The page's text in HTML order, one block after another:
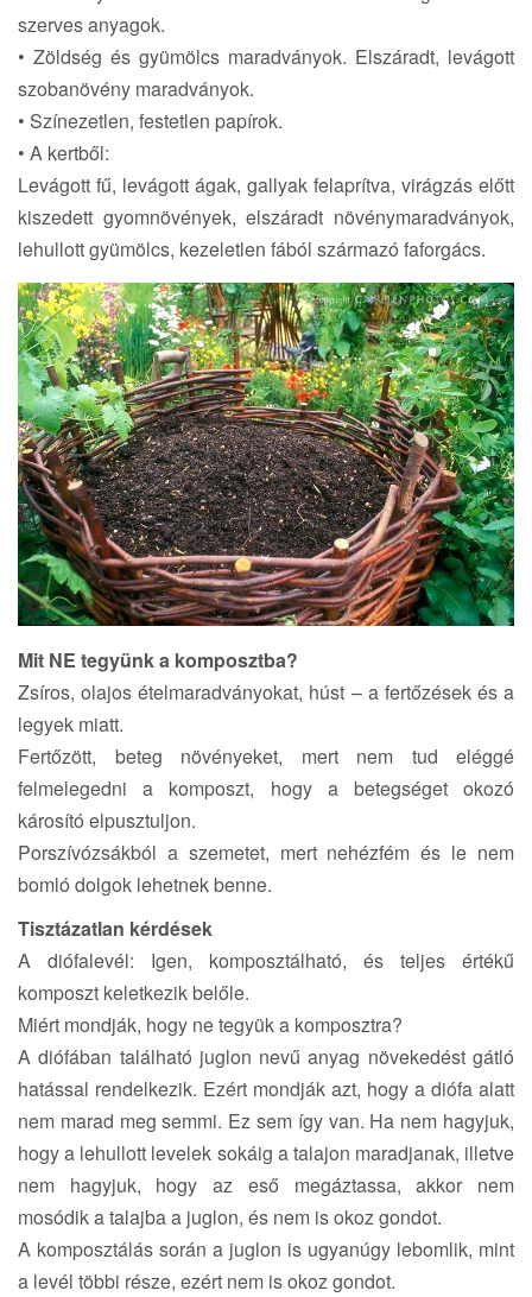
szerves anyagok.
• Zöldség és gyümölcs maradványok. Elszáradt, levágott
szobanövény maradványok.
• Színezetlen, festetlen papírok.
• A kertből:
Levágott fű, levágott ágak, gallyak felaprítva, virágzás előtt
kiszedett gyomnövények, elszáradt növénymaradványok,
lehullott gyümölcs, kezeletlen fából származó faforgács.
Mit NE tegyünk a komposztba?
Zsíros, olajos ételmaradványokat, húst – a fertőzések és a
legyek miatt.
Fertőzött, beteg növényeket, mert nem tud eléggé
felmelegedni a komposzt, hogy a betegséget okozó
károsító elpusztuljon.
Porszívózsákból a szemetet, mert nehézfém és le nem
bomló dolgok lehetnek benne.
Tisztázatlan kérdések
A diófalevél: Igen, komposztálható, és teljes értékű
komposzt keletkezik belőle.
Miért mondják, hogy ne tegyük a komposztra?
A diófában található juglon nevű anyag növekedést gátló
hatással rendelkezik. Ezért mondják azt, hogy a diófa alatt
nem marad meg semmi. Ez sem így van. Ha nem hagyjuk,
hogy a lehullott levelek sokáig a talajon maradjanak, illetve
nem hagyjuk, hogy az eső megáztassa, akkor nem
mosódik a talajba a juglon, és nem is okoz gondot.
A komposztálás során a juglon is ugyanúgy lebomlik, mint
a levél többi része, ezért nem is okoz gondot.